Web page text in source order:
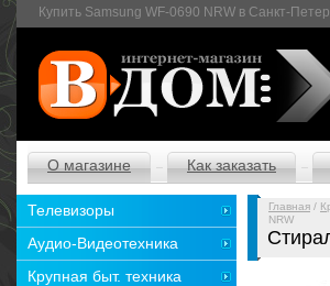
Купить Samsung WF-0690 NRW в Санкт-
О магазине Как заказать
Главная /
NRW
Телевизоры
Аудио-Видеотехника
Крупная быт. техника